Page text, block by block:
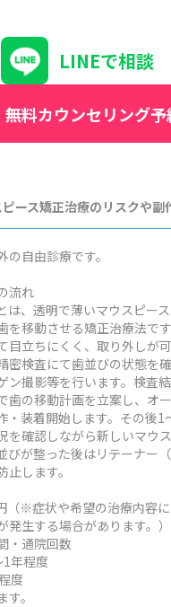
LINEで相談
無料カウンセリング予
ース矯正治療のリスクや副
自由診療です。
流れ
は、透明で薄いマウスピー
を移動させる矯正治療法で
目立ちにくく、取り外しが可
密検査にて歯並びの状態を
ン撮影等を行います。検査
歯の移動計画を立案し、オ
・装着開始します。その後1
を確認しながら新しいマウ
びが整った後はリテーナー
します。
（※症状や希望の治療内容
生する場合があります。）
・通院回数
1年程度
度
。